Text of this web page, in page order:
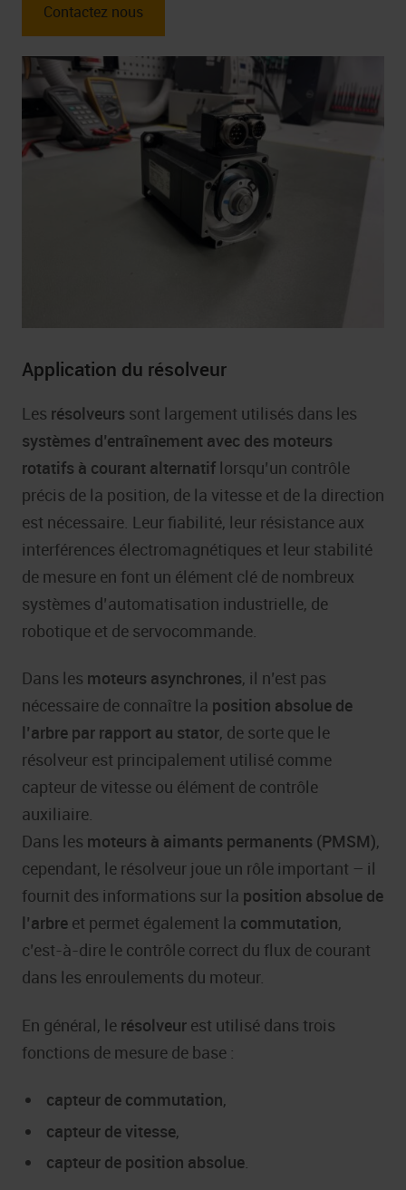
Contactez nous
Application du résolveur
Les résolveurs sont largement utilisés dans les
systèmes d’entraînement avec des moteurs
rotatifs à courant alternatif lorsqu’un contrôle
précis de la position, de la vitesse et de la direction
est nécessaire. Leur fiabilité, leur résistance aux
interférences électromagnétiques et leur stabilité
de mesure en font un élément clé de nombreux
systèmes d’automatisation industrielle, de
robotique et de servocommande.
Dans les moteurs asynchrones, il n’est pas
nécessaire de connaître la position absolue de
l’arbre par rapport au stator, de sorte que le
résolveur est principalement utilisé comme
capteur de vitesse ou élément de contrôle
auxiliaire.
Dans les moteurs à aimants permanents (PMSM),
cependant, le résolveur joue un rôle important – il
fournit des informations sur la position absolue de
l’arbre et permet également la commutation,
c’est-à-dire le contrôle correct du flux de courant
dans les enroulements du moteur.
En général, le résolveur est utilisé dans trois
fonctions de mesure de base :
capteur de commutation,
capteur de vitesse,
capteur de position absolue.